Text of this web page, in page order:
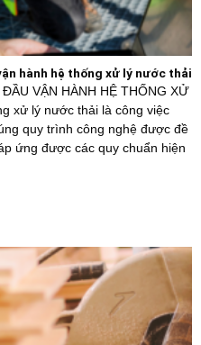
hành hệ thống xử lý nước thải
VẬN HÀNH HỆ THỐNG XỬ
xử lý nước thải là công việc
quy trình công nghệ được đề
ứng được các quy chuẩn hiện